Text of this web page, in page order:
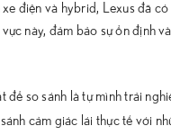
điện và hybrid, Lexus đã
này, đảm bảo sự ổn định
để so sánh là tự mình trải
cảm giác lái thực tế với